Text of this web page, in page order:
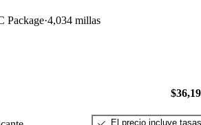
Package 4,034 millas
El precio incluye tasas